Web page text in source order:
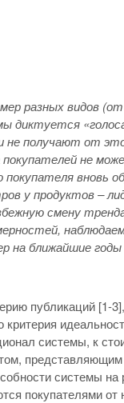
разных видов
диктуется
получают от
не
покупателя
у продуктов –
смену
ближайшие годы
публикаций [1-
критерия
системы, к
системы
покупателями